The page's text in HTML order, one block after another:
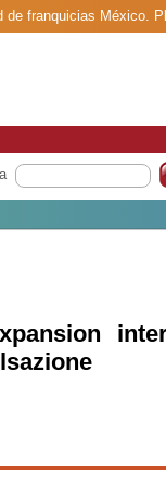
de franquicias México.